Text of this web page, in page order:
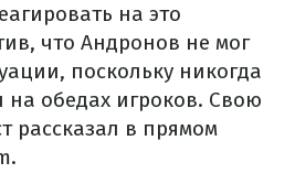
на это
что Андронов не мог
поскольку никогда
на обедах игроков. Свою
рассказал в прямом